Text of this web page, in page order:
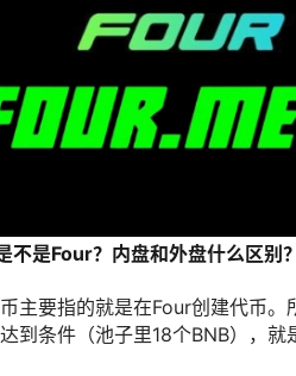
不是Four？内盘和外盘什么区别？
主要指的就是在Four创建代币
到条件（池子里18个BNB），